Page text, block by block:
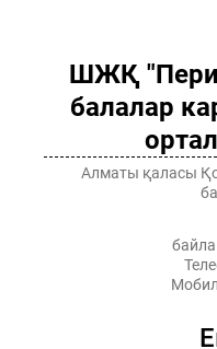
ШЖҚ
балалар
Алматы қаласы